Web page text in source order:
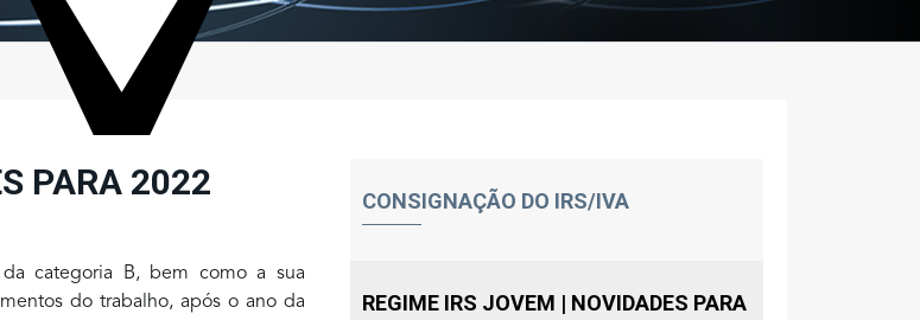
PARA 2022
categoria B, bem como a sua
do trabalho, após o ano da
CONSIGNAÇÃO DO IRS/IVA
REGIME IRS JOVEM | NOVIDADES PARA